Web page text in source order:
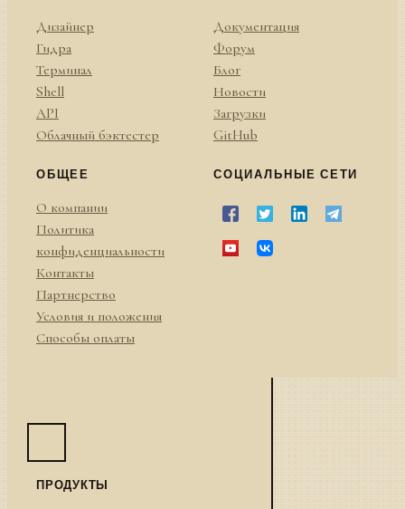
Дизайнер
Гидра
Терминал
Shell
API
Облачный бэктестер
Документация
Форум
Блог
Новости
Загрузки
GitHub
ОБЩЕЕ
О компании
Политика
конфиденциальности
Контакты
Партнерство
Условия и положения
Способы оплаты
СОЦИАЛЬНЫЕ СЕТИ
ПРОДУКТЫ